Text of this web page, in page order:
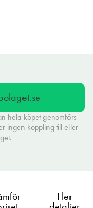
hela köpet genomförs
ingen koppling till eller
Fler